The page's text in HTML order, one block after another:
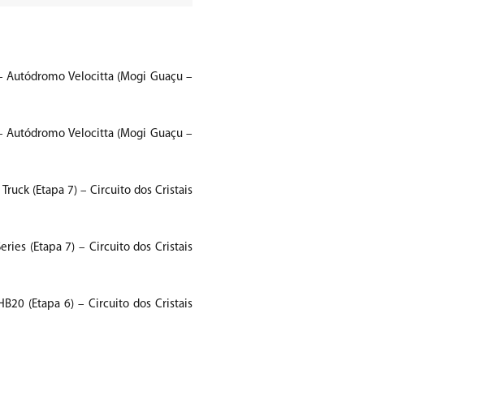
Autódromo Velocitta (Mogi Guaçu –
Autódromo Velocitta (Mogi Guaçu –
(Etapa 7) – Circuito dos Cristais
(Etapa 7) – Circuito dos Cristais
(Etapa 6) – Circuito dos Cristais